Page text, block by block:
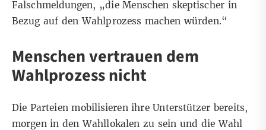
Falschmeldungen, „die Menschen skeptischer in
Bezug auf den Wahlprozess machen würden.“
Menschen vertrauen dem
Wahlprozess nicht
Die Parteien mobilisieren ihre Unterstützer bereits,
morgen in den Wahllokalen zu sein und die Wahl